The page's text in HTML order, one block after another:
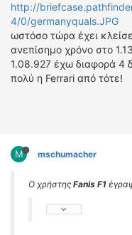
http://
4/0/germanyquals.JPG
ωστόσο τώρα έχει
ανεπίσημο χρόνο στο
1.08.927 έχω διαφορά 4
πολύ η Ferrari από τότε!
M mschumacher
Ο χρήστης Fanis F1